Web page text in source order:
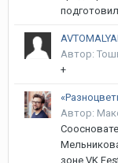
Автор:
+
Автор:
зоне VK